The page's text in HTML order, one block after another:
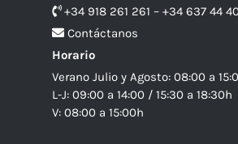
+34 918 261 261 – +34 637 44
Contáctanos
Horario
Verano Julio y Agosto: 08:00 a
L-J: 09:00 a 14:00 / 15:30 a 18:30h
V: 08:00 a 15:00h